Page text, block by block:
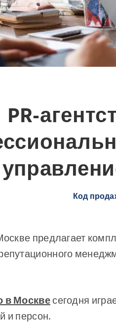
PR-
Код
предлагает
в Москвесегодня
и персон.